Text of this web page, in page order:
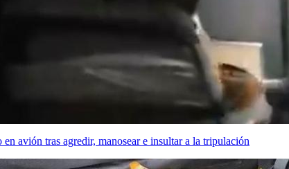
en avión tras agredir, manosear e insultar a la tripulación